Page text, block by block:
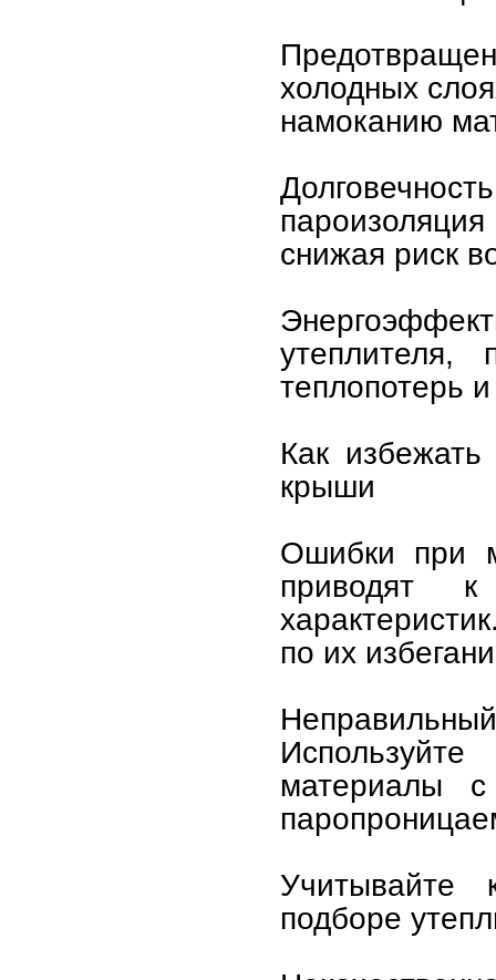
холодных
намоканию
снижая риск
утеплителя,
теплопотерь
Как
крыши
Ошибки при
приводят к
по их
материалы с
Учитывайте
подборе